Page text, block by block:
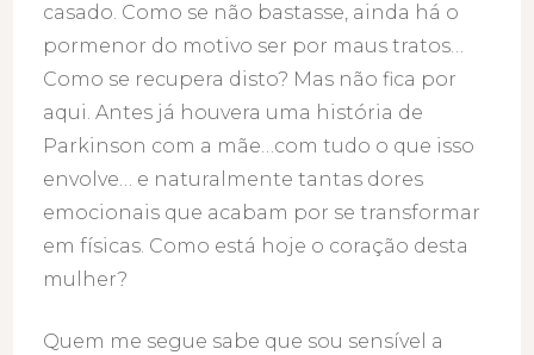
casado. Como se não bastasse, ainda há o
pormenor do motivo ser por maus tratos…
Como se recupera disto? Mas não fica por
aqui. Antes já houvera uma história de
Parkinson com a mãe…com tudo o que isso
envolve… e naturalmente tantas dores
emocionais que acabam por se transformar
em físicas. Como está hoje o coração desta
mulher?
Quem me segue sabe que sou sensível a